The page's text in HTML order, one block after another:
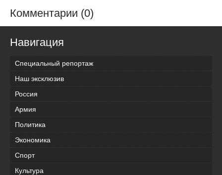
Комментарии (0)
Навигация
Специальный репортаж
Наш эксклюзив
Россия
Армия
Политика
Экономика
Спорт
Культура